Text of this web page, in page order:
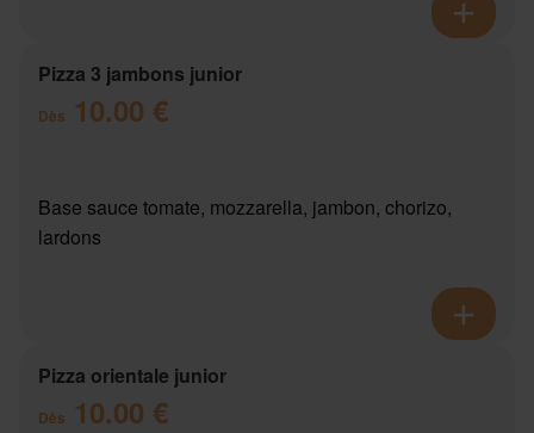
Pizza 3 jambons junior
Dès 10.00 €
Base sauce tomate, mozzarella, jambon, chorizo,
lardons
Pizza orientale junior
Dès 10.00 €